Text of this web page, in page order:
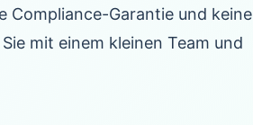
Compliance-Garantie und keine
mit einem kleinen Team und